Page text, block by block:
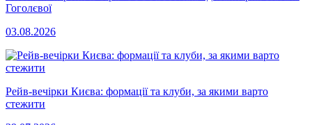
Гоголєвої
03.08.2026
Рейв-вечірки Києва: формації та клуби, за якими варто
стежити